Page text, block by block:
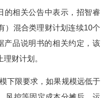
的相关公告中表示，招智睿
）混合类理财计划连续10个
产品说明书的相关约定，该
财计划。
下限要求，如果规模远低于